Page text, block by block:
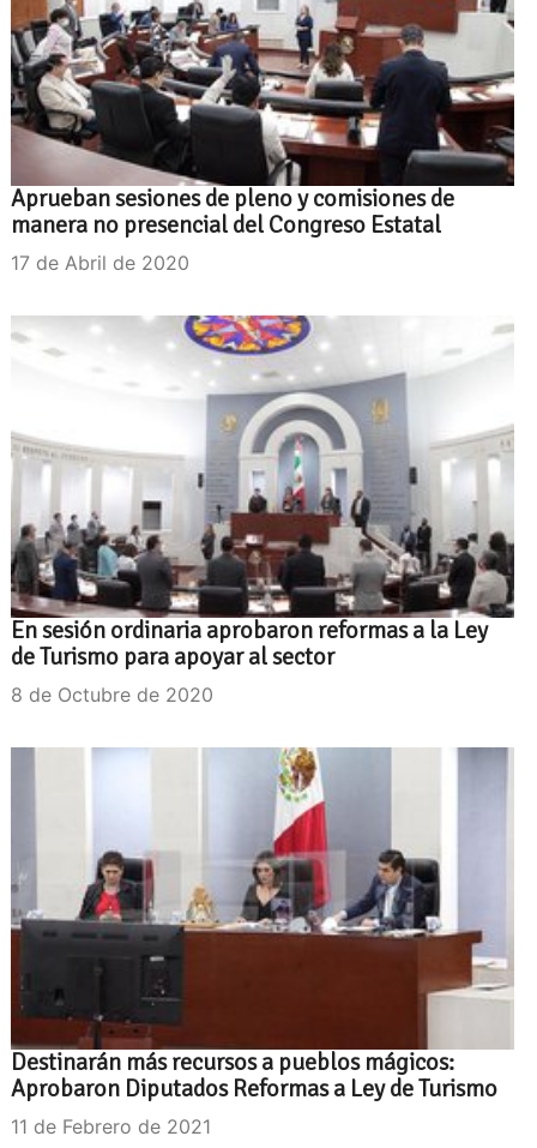
Aprueban sesiones de pleno y comisiones de
manera no presencial del Congreso Estatal
17 de Abril de 2020
En sesión ordinaria aprobaron reformas a la Ley
de Turismo para apoyar al sector
8 de Octubre de 2020
Destinarán más recursos a pueblos mágicos:
Aprobaron Diputados Reformas a Ley de Turismo
11 de Febrero de 2021